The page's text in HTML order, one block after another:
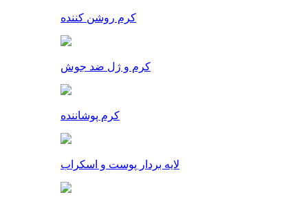
کرم روشن کننده
کرم و ژل ضد جوش
کرم پوشاننده
لایه بردار پوست و اسکراب